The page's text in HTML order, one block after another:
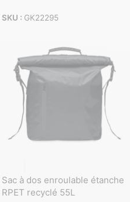
SKU : GK22295
Sac à dos enroulable étanche
RPET recyclé 55L